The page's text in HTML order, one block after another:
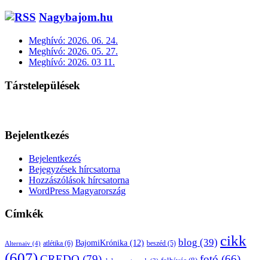
Nagybajom.hu
Meghívó: 2026. 06. 24.
Meghívó: 2026. 05. 27.
Meghívó: 2026. 03 11.
Társtelepülések
Bejelentkezés
Bejelentkezés
Bejegyzések hírcsatorna
Hozzászólások hírcsatorna
WordPress Magyarország
Címkék
Alternaiv (4) atlétika (6) BajomiKrónika (12) beszéd (5) blog (39) cikk